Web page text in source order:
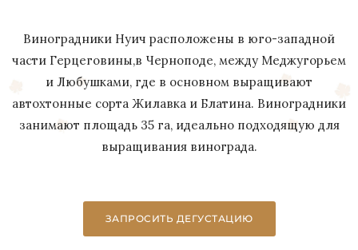
Виноградники Нуич расположены в юго-западной
части Герцеговины,в Черноподе, между Меджугорьем
и Любушками, где в основном выращивают
автохтонные сорта Жилавка и Блатина. Виноградники
занимают площадь 35 га, идеально подходящую для
выращивания винограда.
ЗАПРОСИТЬ ДЕГУСТАЦИЮ